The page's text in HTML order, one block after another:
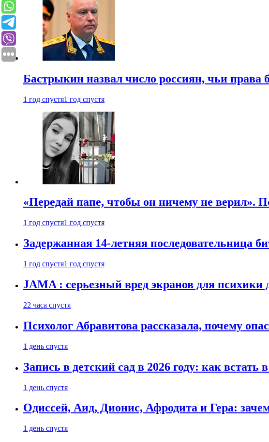
Бастрыкин назвал число россиян, чьи права
1 год спустя1 год спустя
«Передай папе, чтобы он ничему не верил».
1 год спустя1 год спустя
Задержанная 14-летняя последовательница
1 год спустя1 год спустя
JAMA : серьезный вред экранов для психики
22 часа спустя
Психолог Абравитова рассказала, почему
1 день спустя
Запись в детский сад в 2026 году: как встать
1 день спустя
Одиссей, Аид, Дионис, Афродита и Гера:
1 день спустя